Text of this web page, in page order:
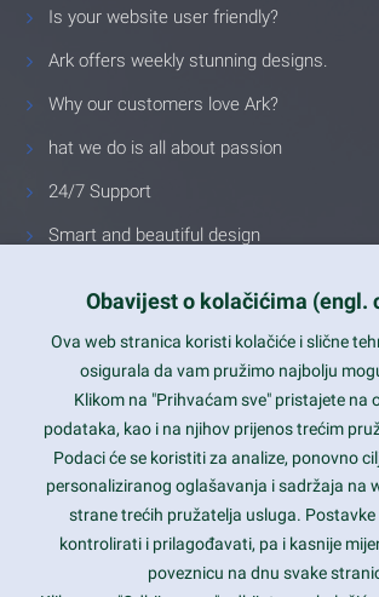
Is your website user friendly?
Ark offers weekly stunning designs.
Why our customers love Ark?
hat we do is all about passion
24/7 Support
Smart and beautiful design
Latest trends and much more...
Contact Info
1600 Amphitheatre Parkway, Mountain View,
Obavijest o kolačićima (engl.
Ova web stranica koristi kolačiće i slične
osigurala da vam pružimo najbolju
Klikom na "Prihvaćam sve" pristajete na
podataka, kao i na njihov prijenos trećim
Podaci će se koristiti za analize, ponovno
personaliziranog oglašavanja i sadržaja na
strane trećih pružatelja usluga. Postavke
kontrolirati i prilagođavati, pa i kasnije
poveznicu na dnu svake